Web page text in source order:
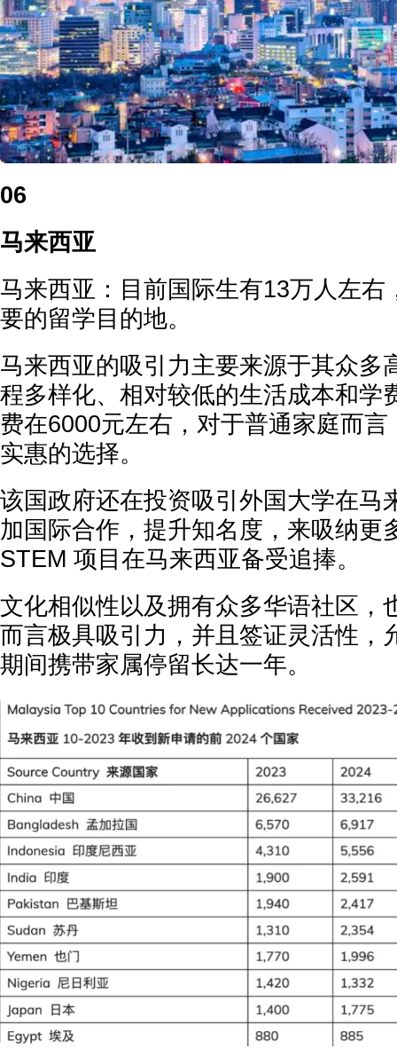
06
马来西亚
马来西亚：目前国际生有13万人左右
要的留学目的地。
马来西亚的吸引力主要来源于其众多
程多样化、相对较低的生活成本和学
费在6000元左右，对于普通家庭而
实惠的选择。
该国政府还在投资吸引外国大学在马
加国际合作，提升知名度，来吸纳更
STEM 项目在马来西亚备受追捧。
文化相似性以及拥有众多华语社区，
而言极具吸引力，并且签证灵活性，
期间携带家属停留长达一年。